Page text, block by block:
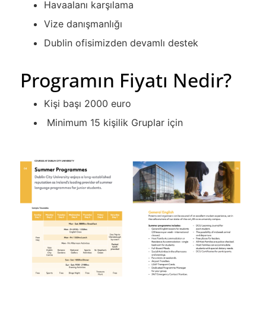
Havaalanı karşılama
Vize danışmanlığı
Dublin ofisimizden devamlı destek
Programın Fiyatı Nedir?
Kişi başı 2000 euro
Minimum 15 kişilik Gruplar için